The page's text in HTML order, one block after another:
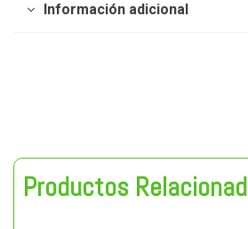
Información adicional
Productos